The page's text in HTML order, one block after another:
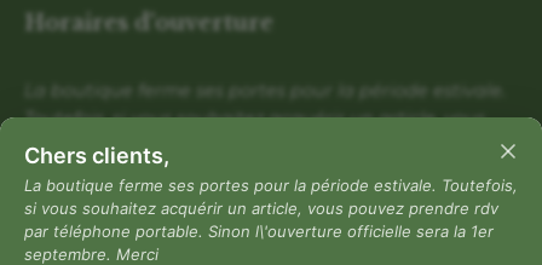
Horaires d'ouverture
La boutique ferme ses portes pour la période estivale.
Toutefois, si vous souhaitez acquérir un article, vous
pouvez prendre rdv par téléphone portable. Sinon
l\'ouverture officielle sera la 1er septembre. Merci
Du lundi au dimanche : Fermé
Mentions légales
Chers clients,
La boutique ferme ses portes pour la période estivale. Toutefois,
si vous souhaitez acquérir un article, vous pouvez prendre rdv
par téléphone portable. Sinon l\'ouverture officielle sera la 1er
septembre. Merci